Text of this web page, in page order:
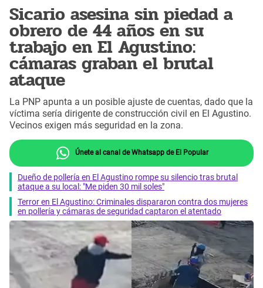
Sicario asesina sin piedad a
obrero de 44 años en su
trabajo en El Agustino:
cámaras graban el brutal
ataque
La PNP apunta a un posible ajuste de cuentas, dado que la
víctima sería dirigente de construcción civil en El Agustino.
Vecinos exigen más seguridad en la zona.
Únete al canal de Whatsapp de El Popular
Dueño de pollería en El Agustino rompe su silencio tras brutal
ataque a su local: "Me piden 30 mil soles"
Terror en El Agustino: Criminales dispararon contra dos mujeres
en pollería y cámaras de seguridad captaron el atentado